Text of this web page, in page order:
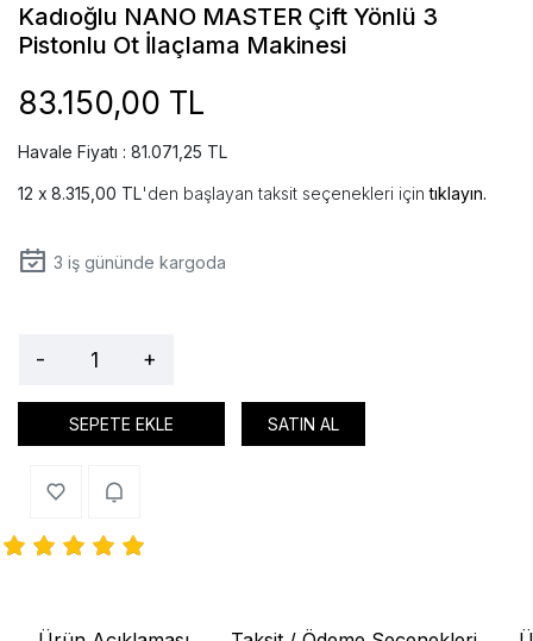
Kadıoğlu NANO MASTER Çift Yönlü 3
Pistonlu Ot İlaçlama Makinesi
83.150,00 TL
Havale Fiyatı : 81.071,25 TL
8.315,00 TL'den başlayan taksit seçenekleri içintıklayın.
3 iş gününde kargoda
- +
SEPETE EKLE SATIN AL